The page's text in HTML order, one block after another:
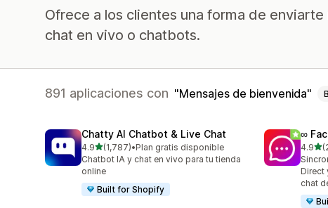
Ofrece a los clientes una forma de
chat en vivo o chatbots.
891 aplicaciones con Mensajes de bienvenida
Chatty AI Chatbot & Live Chat
4.9de 5 estrellas
(1,787)
1787 reseñas en total
•Plan gratis disponible
Chatbot IA y chat en vivo para tu tienda
online
Built for Shopify
∞
4.9de
267
Direct
chat